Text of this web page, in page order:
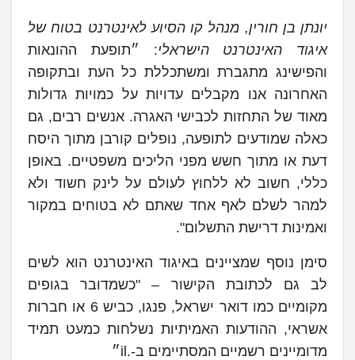
יונתן בן חורין, מנהל קו הסיוע לאינטרנט בטוח של
איגוד האינטרנט הישראלי: ״תופעת ההונאות
והפישינג מתגברת ומשתכללת כל העת ובתקופה
האחרונה אנו מקבלים עדויות על כמויות גדולות
מאוד של התחזות לכבישי האגרה. אנשים רבים, גם
כאלה שמודעים לתופעה, נופלים קורבן מתוך היסח
דעת או מתוך חשש מפני הליכים משפטיים. באופן
כללי, חשוב לא ללחוץ לעולם על לינק חשוד ולא
למהר לשלם לאף אחד שאתם לא בטוחים במקור
ואמינות דרישת התשלום".
סימן נוסף שמציינים באיגוד האינטרנט הוא לשים
לב גם לכתובת הקישור – "כשמדובר בגופים
מקומיים כמו דואר ישראל, פנגו, כביש 6 או חברות
אשראי, ההודעות האמיתיות נשלחות כמעט תמיד
מדומיינים רשמיים המסתיימים ב-.il״